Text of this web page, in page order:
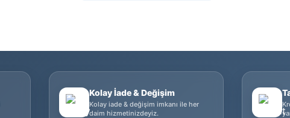
Kolay İade & Değişim
Kolay iade & değişim imkanı ile her
daim hizmetinizdeyiz.